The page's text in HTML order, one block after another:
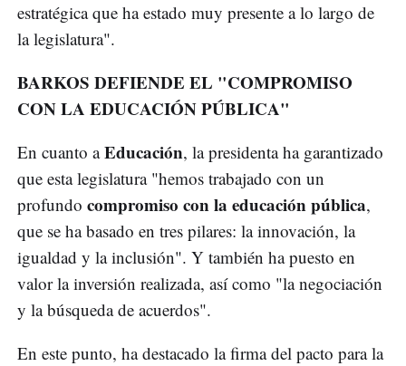
estratégica que ha estado muy presente a lo largo de
la legislatura".
BARKOS DEFIENDE EL "COMPROMISO
CON LA EDUCACIÓN PÚBLICA"
En cuanto aEducación, la presidenta ha garantizado
que esta legislatura "hemos trabajado con un
profundo compromiso con la educación pública,
que se ha basado en tres pilares: la innovación, la
igualdad y la inclusión". Y también ha puesto en
valor la inversión realizada, así como "la negociación
y la búsqueda de acuerdos".
En este punto, ha destacado la firma del pacto para la